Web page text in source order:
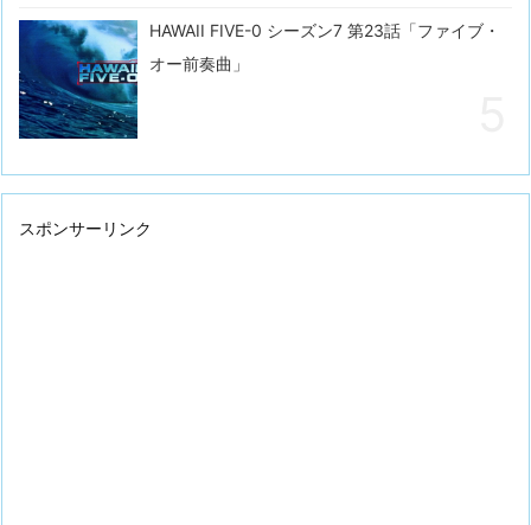
HAWAII FIVE-0 シーズン7 第23話「ファイブ・
オー前奏曲」
スポンサーリンク